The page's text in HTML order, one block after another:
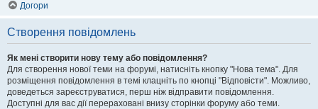
Догори
Створення повідомлень
Як мені створити нову тему або повідомлення?
Для створення нової теми на форумі, натисніть кнопку "Нова тема". Для
розміщення повідомлення в темі клацніть по кнопці "Відповісти". Можливо,
доведеться зареєструватися, перш ніж відправити повідомлення.
Доступні для вас дії перераховані внизу сторінки форуму або теми.